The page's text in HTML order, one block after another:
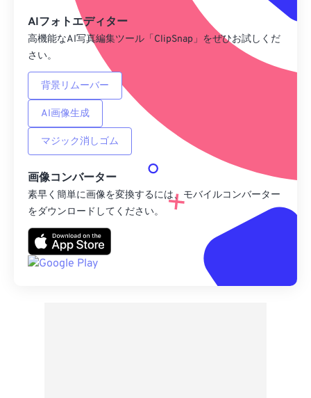
OneDriveから
URLから
AIフォトエディター
高機能なAI写真編集ツール「ClipSnap」をぜひお試しくだ
さい。
背景リムーバー
AI画像生成
マジック消しゴム
画像コンバーター
素早く簡単に画像を変換するには、モバイルコンバーター
をダウンロードしてください。